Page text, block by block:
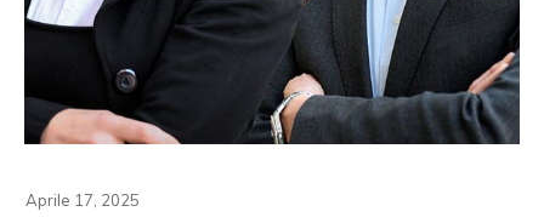
Aprile 17, 2025